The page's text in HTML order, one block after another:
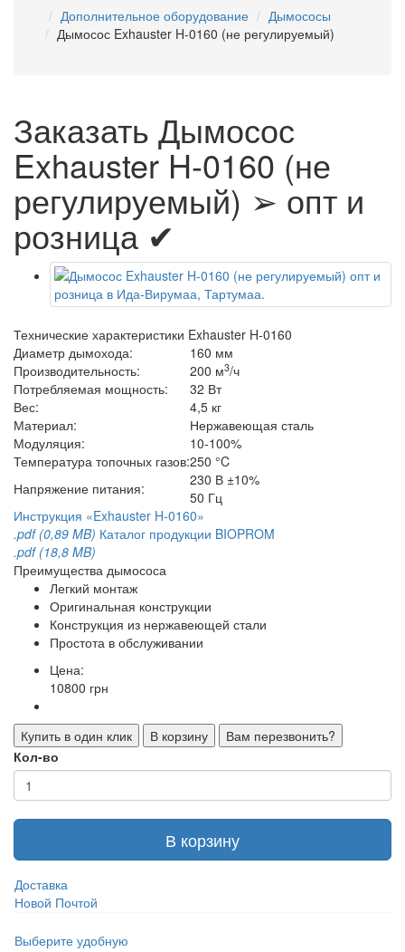
Дополнительное оборудование
Дымососы
Дымосос Exhauster H-0160 (не регулируемый)
Заказать Дымосос
Exhauster H-0160 (не
регулируемый) ➢ опт и
розница ✔
Технические характеристики Exhauster H-0160
Диаметр дымохода:
160 мм
Производительность:
200 м3/ч
Потребляемая мощность:
32 Вт
Вес:
4,5 кг
Материал:
Нержавеющая сталь
Модуляция:
10-100%
Температура топочных газов:250 °C
Напряжение питания:
230 В ±10%
50 Гц
Инструкция «Exhauster H-0160»
.pdf (0,89 MB) Каталог продукции BIOPROM
.pdf (18,8 MB)
Преимущества дымососа
Легкий монтаж
Оригинальная конструкции
Конструкция из нержавеющей стали
Простота в обслуживании
Цена:
10800 грн
Купить в один клик В корзину
Вам перезвонить?
Кол-во
В корзину
Доставка
Новой Почтой
Выберите удобную